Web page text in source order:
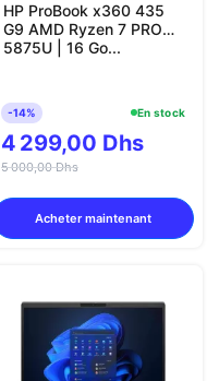
HP ProBook x360 435
G9 AMD Ryzen 7 PRO
5875U | 16 Go...
-14% En stock
4 299,00 Dhs
5 000,00 Dhs
Acheter maintenant